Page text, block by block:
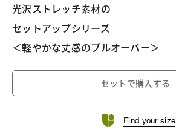
光沢ストレッチ素材の
セットアップシリーズ
＜軽やかな丈感のプルオーバー＞
セットで購入する
Find your size
LINE